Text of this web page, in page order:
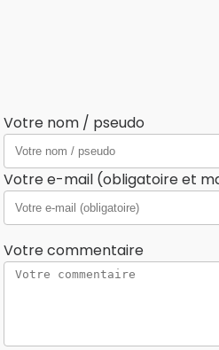
Votre nom / pseudo
Votre e-mail (obligatoire et
Votre commentaire